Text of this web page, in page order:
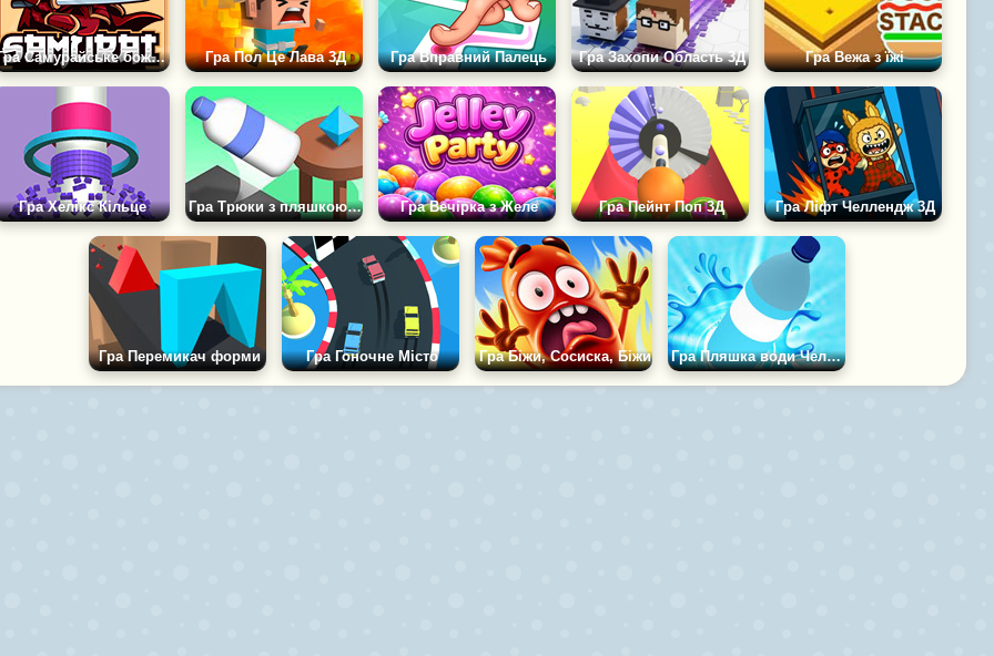
Гра Самурайське божевілля Гра Пол Це Лава 3Д Гра Вправний Палець Гра Захопи Область 3Д Гра Вежа з їжі
Гра Хелікс Кільце Гра Трюки з пляшкою води 3Д Гра Вечірка з Желе Гра Пейнт Поп 3Д Гра Ліфт Челлендж 3Д
Гра Перемикач форми Гра Гоночне Місто Гра Біжи, Сосиска, Біжи Гра Пляшка води Челлендж